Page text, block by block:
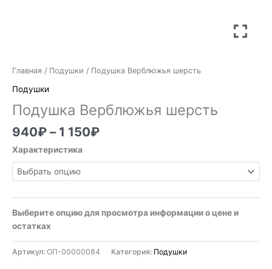
Главная / Подушки / Подушка Верблюжья шерсть
Подушки
Подушка Верблюжья шерсть
940₽ – 1 150₽
Характеристика
Выберите опцию для просмотра информации о цене и
остатках
Артикул: ОП-00000084 Категория: Подушки